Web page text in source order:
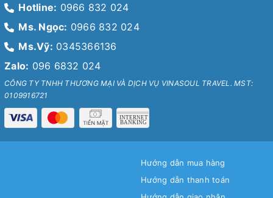
Hotline: 0966 832 024
Ms. Ngọc: 0966 832 024
Ms.Vỹ: 0345366136
Zalo: 096 6832 024
CÔNG TY TNHH THƯƠNG MẠI VÀ DỊCH VỤ VINASOUL TRAVEL. MST:
0109916721
Hướng dẫn mua hàng
Hướng dẫn thanh toán